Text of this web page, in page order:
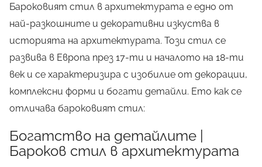
Бароковият стил в архитектурата е едно от
най-разкошните и декоративни изкуства в
историята на архитектурата. Този стил се
развива в Европа през 17-ти и началото на 18-ти
век и се характеризира с изобилие от декорации,
комплексни форми и богати детайли. Ето как се
отличава бароковият стил:
Богатство на детайлите |
Бароков стил в архитектурата